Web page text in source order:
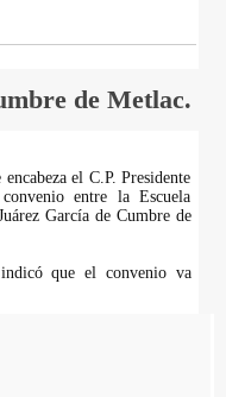
de Metlac.
el C.P. Presidente
entre la Escuela
García de Cumbre de
que el convenio va